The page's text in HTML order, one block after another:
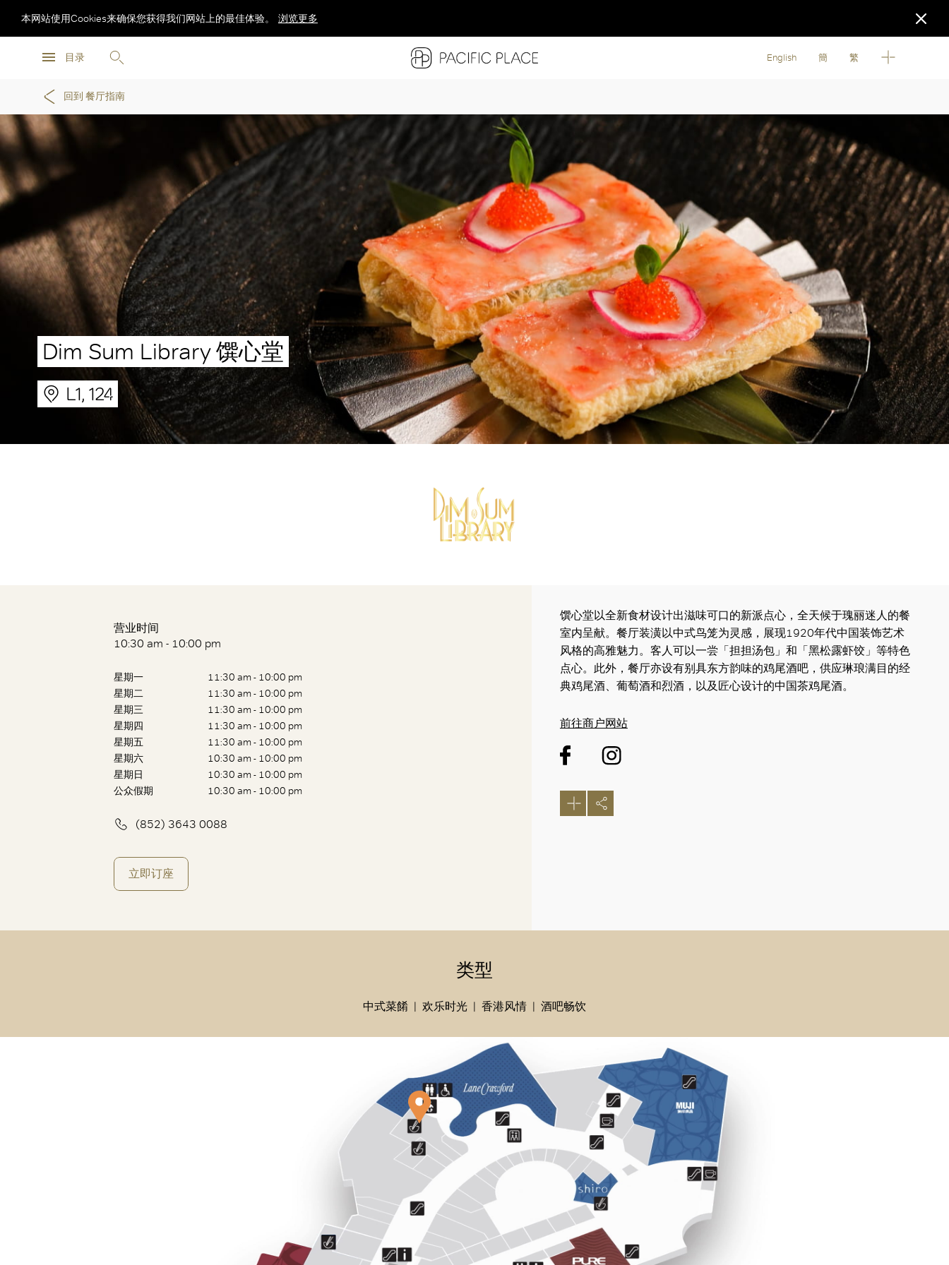
目录
本网站使用Cookies来确保您获得我们网站上的最佳体验。 浏览更多
English 簡 繁
回到 餐厅指南
Dim Sum Library 馔心堂
L1, 124
营业时间
10:30 am - 10:00 pm
星期一
11:30 am - 10:00 pm
星期二
11:30 am - 10:00 pm
星期三
11:30 am - 10:00 pm
星期四
11:30 am - 10:00 pm
星期五
11:30 am - 10:00 pm
星期六
10:30 am - 10:00 pm
星期日
10:30 am - 10:00 pm
公众假期
10:30 am - 10:00 pm
(852) 3643 0088
立即订座
馔心堂以全新食材设计出滋味可口的新派点心，全天候于瑰丽迷人的餐
室内呈献。餐厅装潢以中式鸟笼为灵感，展现1920年代中国装饰艺术
风格的高雅魅力。客人可以一尝「担担汤包」和「黑松露虾饺」等特色
点心。此外，餐厅亦设有别具东方韵味的鸡尾酒吧，供应琳琅满目的经
典鸡尾酒、葡萄酒和烈酒，以及匠心设计的中国茶鸡尾酒。
前往商户网站
类型
中式菜餚 欢乐时光 香港风情 酒吧畅饮